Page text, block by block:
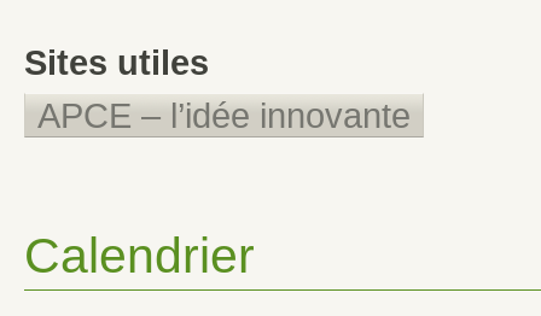
Sites utiles
APCE – l’idée innovante
Calendrier